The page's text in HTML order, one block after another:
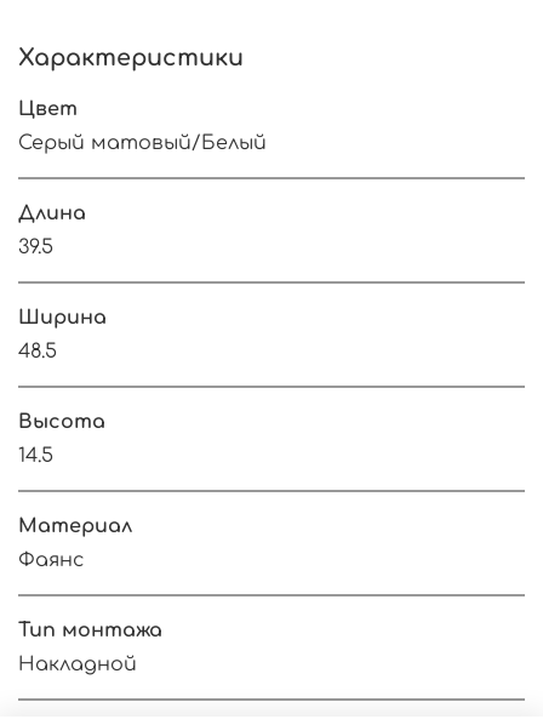
Характеристики
Цвет
Серый матовый/Белый
Длина
39.5
Ширина
48.5
Высота
14.5
Материал
Фаянс
Тип монтажа
Накладной